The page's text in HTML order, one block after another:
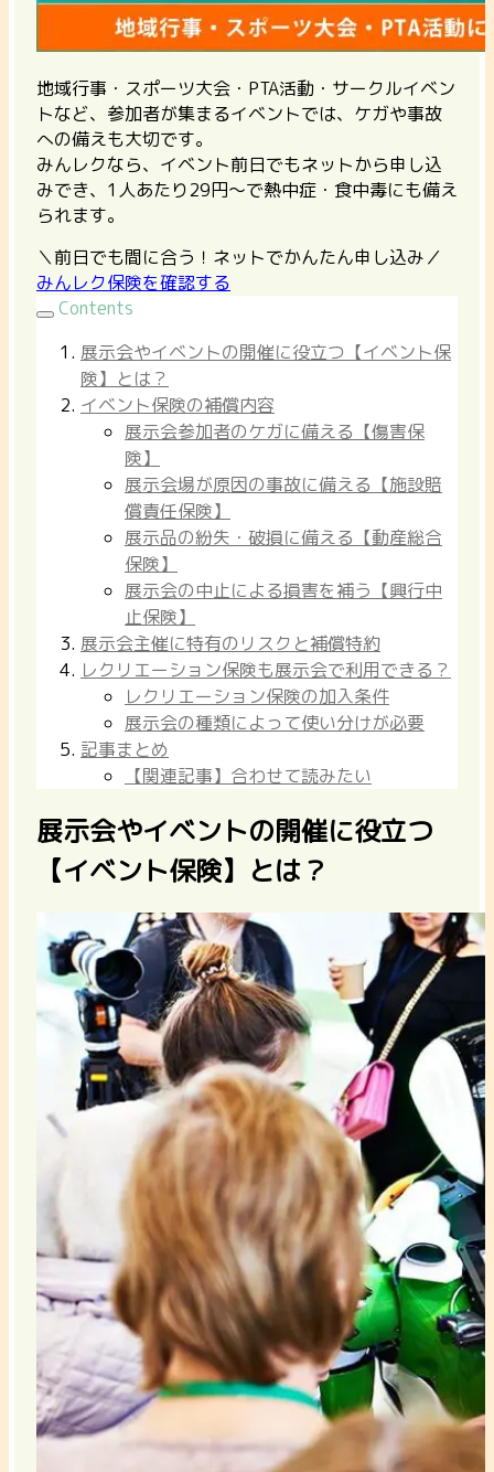
地域行事・スポーツ大会・PTA活動・サークルイベン
トなど、参加者が集まるイベントでは、ケガや事故
への備えも大切です。
みんレクなら、イベント前日でもネットから申し込
みでき、1人あたり29円〜で熱中症・食中毒にも備え
られます。
＼前日でも間に合う！ネットでかんたん申し込み／
みんレク保険を確認する
Contents
展示会やイベントの開催に役立つ【イベント保
険】とは？
イベント保険の補償内容
展示会参加者のケガに備える【傷害保
険】
展示会場が原因の事故に備える【施設賠
償責任保険】
展示品の紛失・破損に備える【動産総合
保険】
展示会の中止による損害を補う【興行中
止保険】
展示会主催に特有のリスクと補償特約
レクリエーション保険も展示会で利用できる？
レクリエーション保険の加入条件
展示会の種類によって使い分けが必要
記事まとめ
【関連記事】合わせて読みたい
展示会やイベントの開催に役立つ
【イベント保険】とは？